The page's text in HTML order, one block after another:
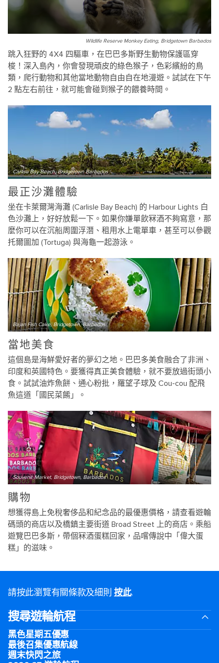
Wildlife Reserve Monkey Eating, Bridgetown Barbados
跳入狂野的 4X4 四驅車，在巴巴多斯野生動物保護區穿
梭！深入島內，你會發現頑皮的綠色猴子，色彩繽紛的鳥
類，爬行動物和其他當地動物自由自在地漫遊。試試在下午
2 點左右前往，就可能會碰到猴子的餵養時間。
Carlise Bay Beach, Bridgetown Barbados
最正沙灘體驗
坐在卡萊爾灣海灘 (Carlisle Bay Beach) 的 Harbour Lights 白
色沙灘上，好好放鬆一下。如果你嫌單飲冧酒不夠寫意，那
麼你可以在沉船周圍浮潛、租用水上電單車，甚至可以參觀
托爾圖加 (Tortuga) 與海龜一起游泳。
Bajan Fish Cake, Bridgetown, Barbados
當地美食
這個島是海鮮愛好者的夢幻之地。巴巴多美食融合了非洲、
印度和英國特色。要獲得真正美食體驗，就不要放過街頭小
食。試試油炸魚餅、通心粉批，羅望子球及 Cou-cou 配飛
魚這道「國民菜餚」。
Souvenir Market, Bridgetown, Barbados
購物
想獲得島上免稅奢侈品和紀念品的最優惠價格，請查看遊輪
碼頭的商店以及橋鎮主要街道 Broad Street 上的商店。乘船
遊覽巴巴多斯，帶個冧酒蛋糕回家，品嚐傳說中「偉大蛋
糕」的滋味。
請按此瀏覽有關條款及細則按此.
搜尋遊輪航程
黑色星期五優惠
最後召集優惠航線
週末快閃之旅